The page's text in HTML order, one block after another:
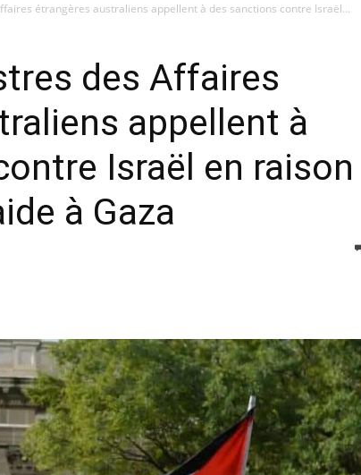
étrangères australiens appellent à des sanctions contre Israël...
des Affaires
appellent à
Israël en raison
à Gaza